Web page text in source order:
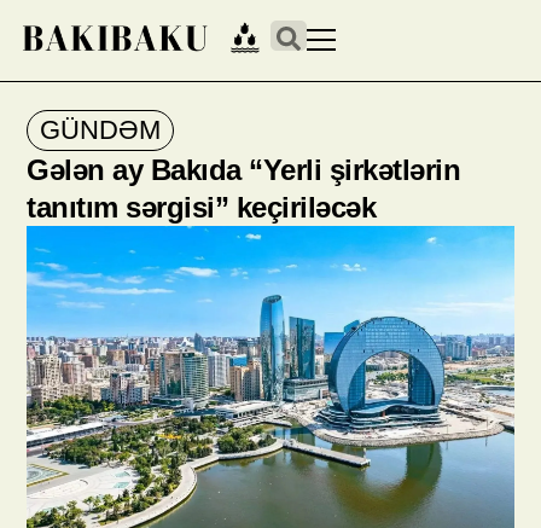
GÜNDƏM
Gələn ay Bakıda “Yerli şirkətlərin
tanıtım sərgisi” keçiriləcək